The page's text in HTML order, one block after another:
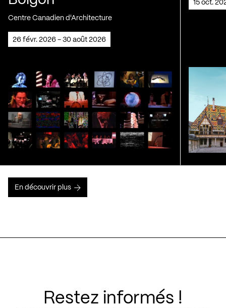
Centre Canadien d'Architecture
26 févr. 2026 - 30 août 2026
15 oct.
En découvrir plus
Restez informés !